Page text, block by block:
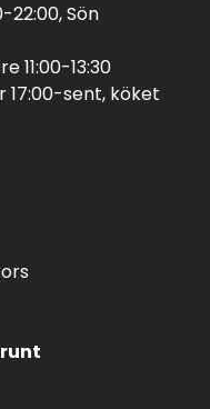
Sön
11:00-13:30
17:00-sent, köket